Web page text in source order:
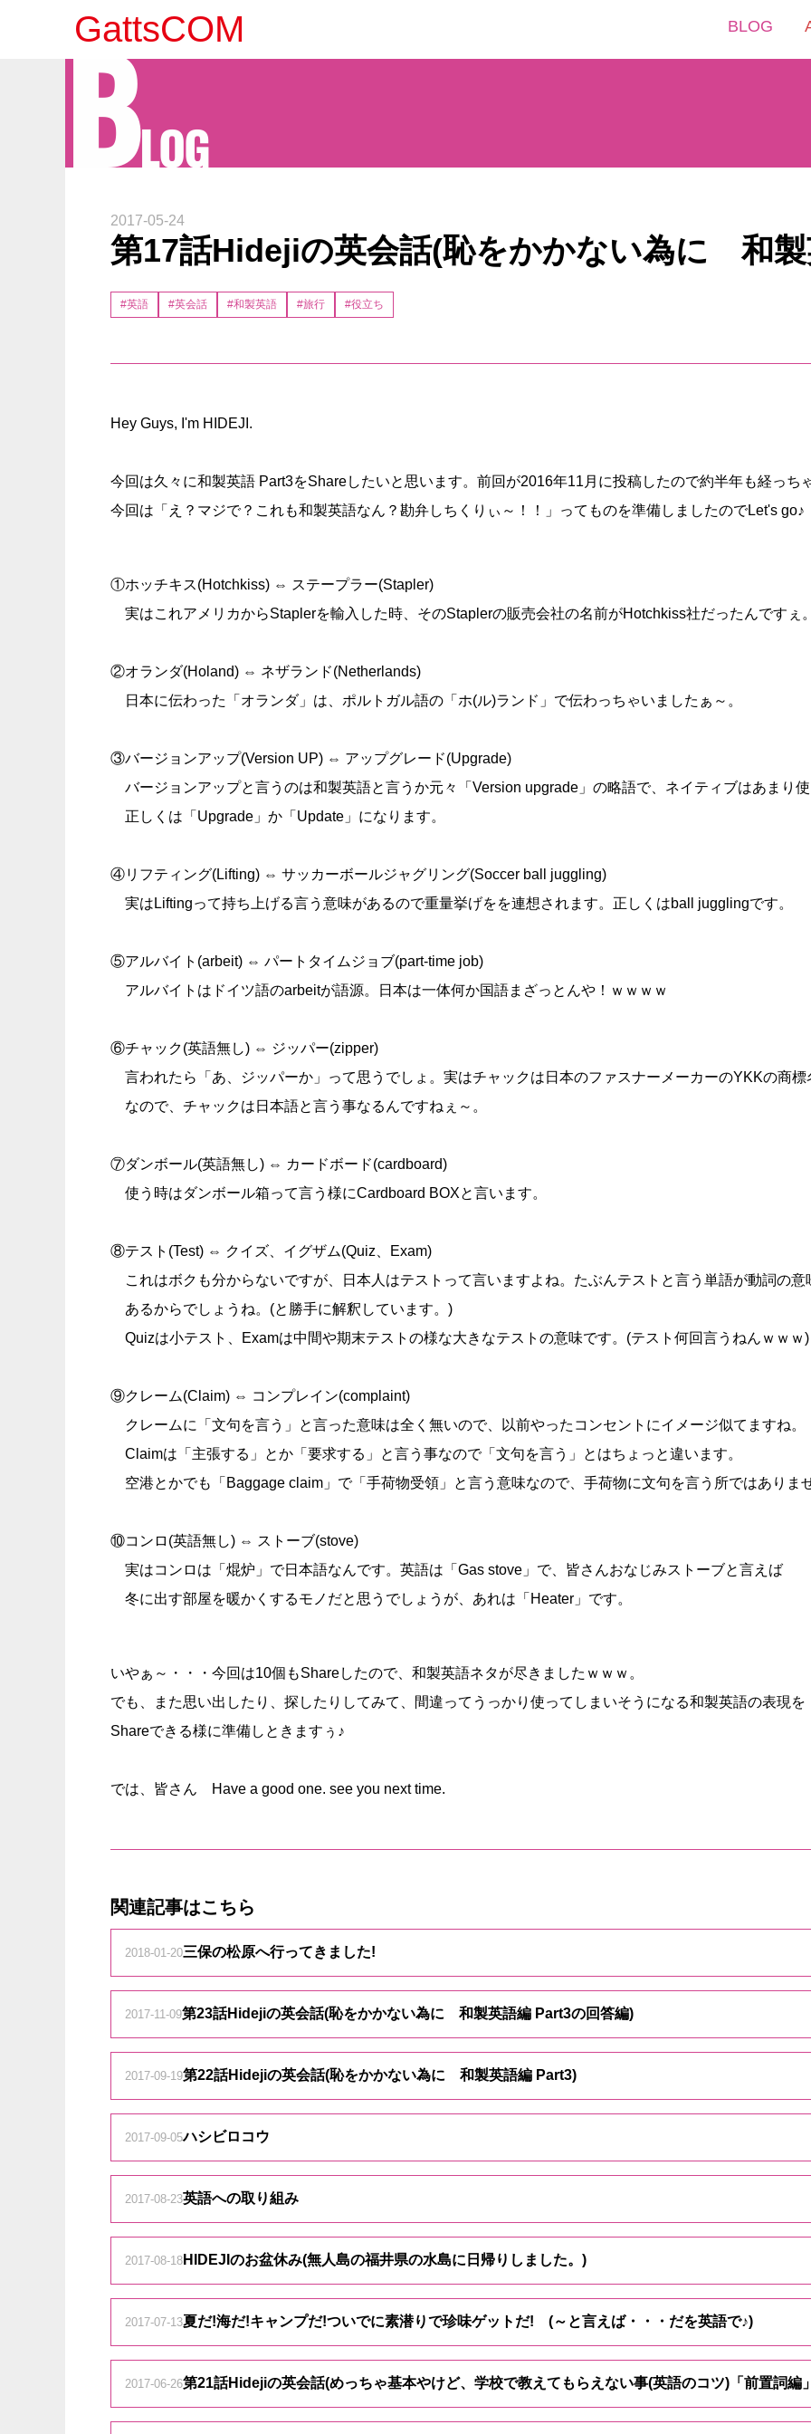
GattsCOM BLOG
BLOG
2017-05-24
第17話Hidejiの英会話(恥をかかない為に 和
#英語 #英会話 #和製英語 #旅行 #役立ち
Hey Guys, I'm HIDEJI.
今回は久々に和製英語 Part3をShareしたいと思います。前回が2016年11月に投稿したので約半年も経っち
今回は「え？マジで？これも和製英語なん？勘弁しちくりぃ～！！」ってものを準備しましたのでLet's go♪
①ホッチキス(Hotchkiss) ⇔ ステープラー(Stapler)
実はこれアメリカからStaplerを輸入した時、そのStaplerの販売会社の名前がHotchkiss社だったんですぇ
②オランダ(Holand) ⇔ ネザランド(Netherlands)
日本に伝わった「オランダ」は、ポルトガル語の「ホ(ル)ランド」で伝わっちゃいましたぁ～。
③バージョンアップ(Version UP) ⇔ アップグレード(Upgrade)
バージョンアップと言うのは和製英語と言うか元々「Version upgrade」の略語で、ネイティブはあまり
正しくは「Upgrade」か「Update」になります。
④リフティング(Lifting) ⇔ サッカーボールジャグリング(Soccer ball juggling)
実はLiftingって持ち上げる言う意味があるので重量挙げをを連想されます。正しくはball jugglingです。
⑤アルバイト(arbeit) ⇔ パートタイムジョブ(part-time job)
アルバイトはドイツ語のarbeitが語源。日本は一体何か国語まざっとんや！ｗｗｗｗ
⑥チャック(英語無し) ⇔ ジッパー(zipper)
言われたら「あ、ジッパーか」って思うでしょ。実はチャックは日本のファスナーメーカーのYKKの商標
なので、チャックは日本語と言う事なるんですねぇ～。
⑦ダンボール(英語無し) ⇔ カードボード(cardboard)
使う時はダンボール箱って言う様にCardboard BOXと言います。
⑧テスト(Test) ⇔ クイズ、イグザム(Quiz、Exam)
これはボクも分からないですが、日本人はテストって言いますよね。たぶんテストと言う単語が動詞の意
あるからでしょうね。(と勝手に解釈しています。)
Quizは小テスト、Examは中間や期末テストの様な大きなテストの意味です。(テスト何回言うねんｗｗｗ)
⑨クレーム(Claim) ⇔ コンプレイン(complaint)
クレームに「文句を言う」と言った意味は全く無いので、以前やったコンセントにイメージ似てますね。
Claimは「主張する」とか「要求する」と言う事なので「文句を言う」とはちょっと違います。
空港とかでも「Baggage claim」で「手荷物受領」と言う意味なので、手荷物に文句を言う所ではありま
⑩コンロ(英語無し) ⇔ ストーブ(stove)
実はコンロは「焜炉」で日本語なんです。英語は「Gas stove」で、皆さんおなじみストーブと言えば
冬に出す部屋を暖かくするモノだと思うでしょうが、あれは「Heater」です。
いやぁ～・・・今回は10個もShareしたので、和製英語ネタが尽きましたｗｗｗ。
でも、また思い出したり、探したりしてみて、間違ってうっかり使ってしまいそうになる和製英語の表現を
Shareできる様に準備しときますぅ♪
では、皆さん Have a good one. see you next time.
関連記事はこちら
2018-01-20三保の松原へ行ってきました!
2017-11-09第23話Hidejiの英会話(恥をかかない為に 和製英語編 Part3の回答編)
2017-09-19第22話Hidejiの英会話(恥をかかない為に 和製英語編 Part3)
2017-09-05ハシビロコウ
2017-08-23英語への取り組み
2017-08-18 HIDEJIのお盆休み(無人島の福井県の水島に日帰りしました。)
2017-07-13夏だ!海だ!キャンプだ!ついでに素潜りで珍味ゲットだ! (～と言えば・・・だを英語で♪)
2017-06-26第21話Hidejiの英会話(めっちゃ基本やけど、学校で教えてもらえない事(英語のコツ)「前置詞編